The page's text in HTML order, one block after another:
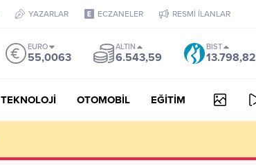
YAZARLAR ECZANELER RESMİ İLANLAR
EURO
55,0063
ALTIN
6.543,59
BIST
13.798,82
TEKNOLOJİ OTOMOBİL EĞİTİM